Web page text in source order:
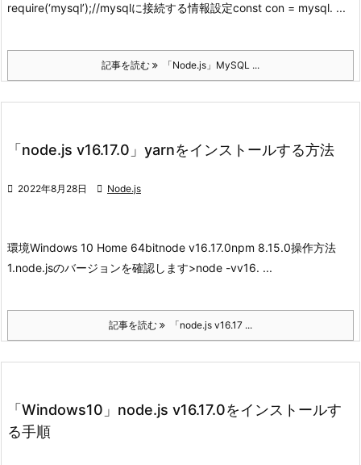
require(‘mysql’);//mysqlに接続する情報設定const con = mysql. ...
記事を読む 「Node.js」MySQL ...
「node.js v16.17.0」yarnをインストールする方法
 2022年8月28日  Node.js
環境Windows 10 Home 64bitnode v16.17.0npm 8.15.0操作方法
1.node.jsのバージョンを確認します>node -vv16. ...
記事を読む 「node.js v16.17 ...
「Windows10」node.js v16.17.0をインストールす
る手順